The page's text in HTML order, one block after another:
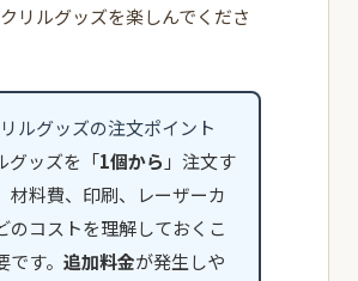
リルグッズを楽しんでくださ
ルグッズの注文ポイント
グッズを「1個から 」注文す
材料費、印刷、レーザーカ
のコストを理解しておくこ
です。 追加料金が発生しや